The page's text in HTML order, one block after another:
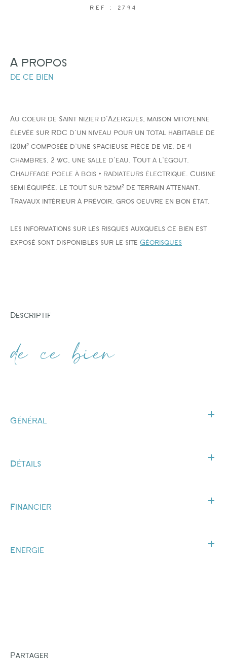
REF : 2794
a propos
de ce bien
Au coeur de Saint nizier d'Azergues, maison mitoyenne
élevée sur RDC d'un niveau pour un total habitable de
120m² composée d'une spacieuse pièce de vie, de 4
chambres, 2 wc, une salle d'eau. Tout à l'égout.
Chauffage poele à bois + radiateurs électrique. Cuisine
semi équipée. Le tout sur 525m² de terrain attenant.
Travaux intèrieur à prévoir, gros oeuvre en bon état.
Les informations sur les risques auxquels ce bien est
exposé sont disponibles sur le site Géorisques
descriptif
de ce bien
Général
Détails
Financier
Energie
partager
COUPS DE COEUR EXCLUSIVITÉS NOUVEAUTÉS
RECHERCHER